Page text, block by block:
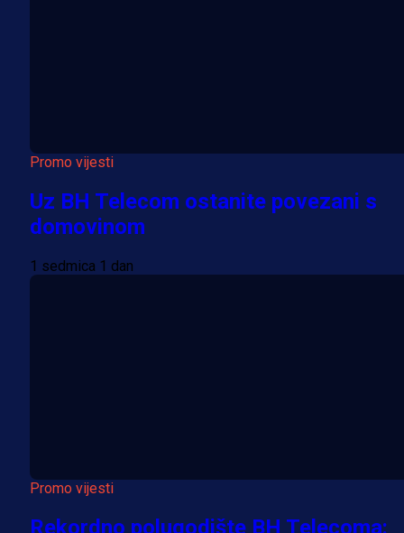
Promo vijesti
Uz BH Telecom ostanite povezani s
domovinom
1 sedmica 1 dan
Promo vijesti
Rekordno polugodište BH Telecoma: